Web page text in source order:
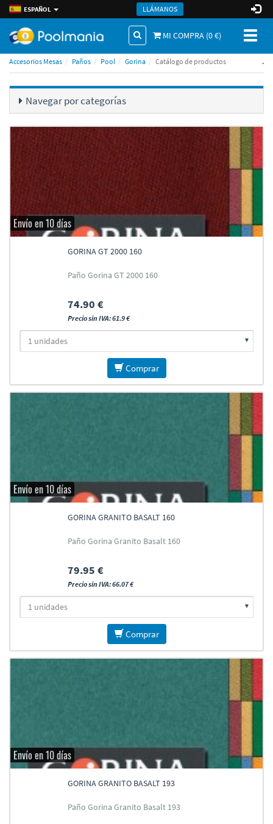
ESPAÑOL LLÁMANOS
MI COMPRA (0€)
Accesorios Mesas Paños Pool Gorina Catálogo de productos .
Navegar por categorí­as
Envío en 10 días
GORINA GT 2000 160
Paño Gorina GT 2000 160
74.90 €
Precio sin IVA: 61.9 €
Comprar
Envío en 10 días
GORINA GRANITO BASALT 160
Paño Gorina Granito Basalt 160
79.95 €
Precio sin IVA: 66.07 €
Comprar
Envío en 10 días
GORINA GRANITO BASALT 193
Paño Gorina Granito Basalt 193